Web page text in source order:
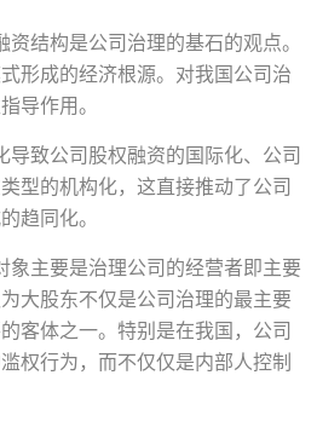
资结构是公司治理的基石的观点。
形成的经济根源。对我国公司治
导作用。
导致公司股权融资的国际化、公司
型的机构化，这直接推动了公司
趋同化。
象主要是治理公司的经营者即主要
大股东不仅是公司治理的最主要
客体之一。特别是在我国，公司
权行为，而不仅仅是内部人控制